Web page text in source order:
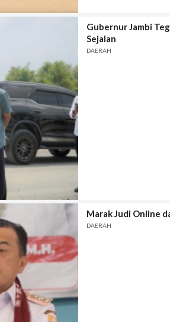
Gubernur Jambi
Sejalan
DAERAH
Marak Judi Online
DAERAH